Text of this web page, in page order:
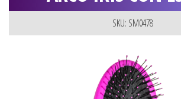
SKU: SM0478